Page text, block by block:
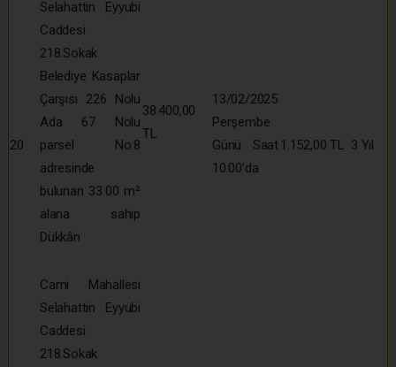
20
Selahattin Eyyubi
Caddesi
218.Sokak
Belediye Kasaplar
Çarşısı 226 Nolu
Ada 67 Nolu
parsel No:8
adresinde
bulunan 33.00 m²
alana sahip
Dükkân
38.400,00
TL
13/02/2025
Perşembe
Günü Saat
10:00’da
1.152,00 TL 3 Yıl
Cami Mahallesi
Selahattin Eyyubi
Caddesi
218.Sokak